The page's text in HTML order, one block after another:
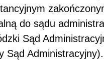
do sądu
Sąd
Sąd